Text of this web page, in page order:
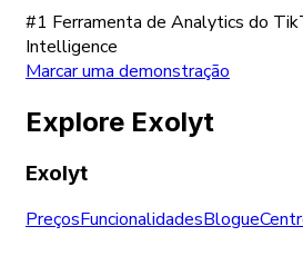
#1 Ferramenta de Analytics do
Intelligence
Marcar uma demonstração
Explore Exolyt
Exolyt
PreçosFuncionalidadesBlogue